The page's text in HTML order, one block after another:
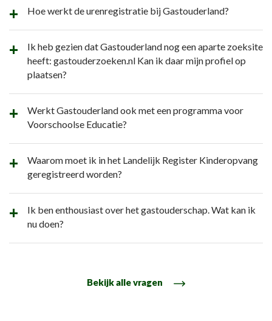
Hoe werkt de urenregistratie bij Gastouderland?
Ik heb gezien dat Gastouderland nog een aparte zoeksite
heeft: gastouderzoeken.nl Kan ik daar mijn profiel op
plaatsen?
Werkt Gastouderland ook met een programma voor
Voorschoolse Educatie?
Waarom moet ik in het Landelijk Register Kinderopvang
geregistreerd worden?
Ik ben enthousiast over het gastouderschap. Wat kan ik
nu doen?
Bekijk alle vragen